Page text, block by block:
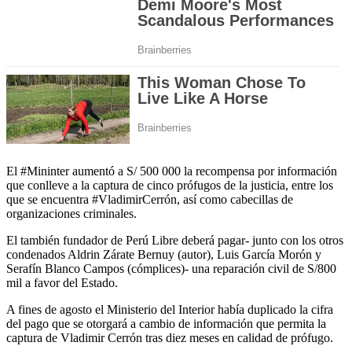
El #Mininter aumentó a S/ 500 000 la recompensa por información
que conlleve a la captura de cinco prófugos de la justicia, entre los
que se encuentra #VladimirCerrón, así como cabecillas de
organizaciones criminales.
El también fundador de Perú Libre deberá pagar- junto con los otros
condenados Aldrin Zárate Bernuy (autor), Luis García Morón y
Serafín Blanco Campos (cómplices)- una reparación civil de S/800
mil a favor del Estado.
A fines de agosto el Ministerio del Interior había duplicado la cifra
del pago que se otorgará a cambio de información que permita la
captura de Vladimir Cerrón tras diez meses en calidad de prófugo.